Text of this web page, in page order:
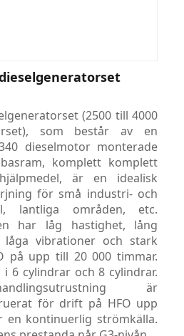
(2500 till 4000
som består av en
dieselmotor monterade
komplett komplett
är en idealisk
för små industri- och
lantliga områden, etc.
har låg hastighet, lång
låga vibrationer och stark
på upp till 20 000 timmar.
6 cylindrar och 8 cylindrar.
är
för drift på HFO upp
en kontinuerlig strömkälla.